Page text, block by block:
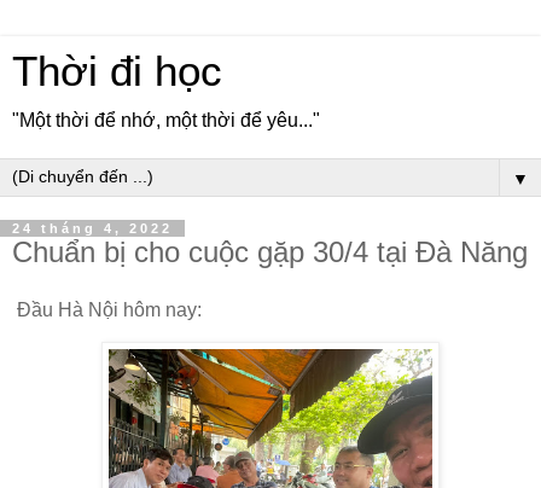
Thời đi học
"Một thời để nhớ, một thời để yêu..."
▼
24 tháng 4, 2022
Chuẩn bị cho cuộc gặp 30/4 tại Đà Năng
Đầu Hà Nội hôm nay: